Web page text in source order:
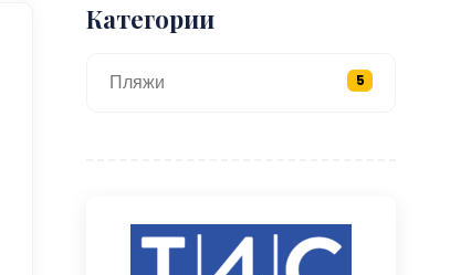
Категории
Пляжи 5